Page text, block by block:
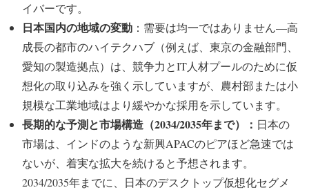
イバーです。
日本国内の地域の変動 ：需要は均一ではありません—高
成長の都市のハイテクハブ（例えば、東京の金融部門、
愛知の製造拠点）は、競争力とIT人材プールのために仮
想化の取り込みを強く示していますが、農村部または小
規模な工業地域はより緩やかな採用を示しています。
長期的な予測と市場構造（2034/2035年まで）： 日本の
市場は、インドのような新興APACのピアほど急速では
ないが、着実な拡大を続けると予想されます。
2034/2035年までに、日本のデスクトップ仮想化セグメ